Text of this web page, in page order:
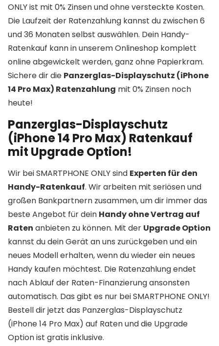
ONLY ist mit 0% Zinsen und ohne versteckte Kosten.
Die Laufzeit der Ratenzahlung kannst du zwischen 6
und 36 Monaten selbst auswählen. Dein Handy-
Ratenkauf kann in unserem Onlineshop komplett
online abgewickelt werden, ganz ohne Papierkram.
Sichere dir die Panzerglas-Displayschutz (iPhone
14 Pro Max) Ratenzahlung mit 0% Zinsen noch
heute!
Panzerglas-Displayschutz
(iPhone 14 Pro Max) Ratenkauf
mit Upgrade Option!
Wir bei SMARTPHONE ONLY sind Experten für den
Handy-Ratenkauf. Wir arbeiten mit seriösen und
großen Bankpartnern zusammen, um dir immer das
beste Angebot für dein Handy ohne Vertrag auf
Raten anbieten zu können. Mit der Upgrade Option
kannst du dein Gerät an uns zurückgeben und ein
neues Modell erhalten, wenn du wieder ein neues
Handy kaufen möchtest. Die Ratenzahlung endet
nach Ablauf der Raten-Finanzierung ansonsten
automatisch. Das gibt es nur bei SMARTPHONE ONLY!
Bestell dir jetzt das Panzerglas-Displayschutz
(iPhone 14 Pro Max) auf Raten und die Upgrade
Option ist gratis inklusive.